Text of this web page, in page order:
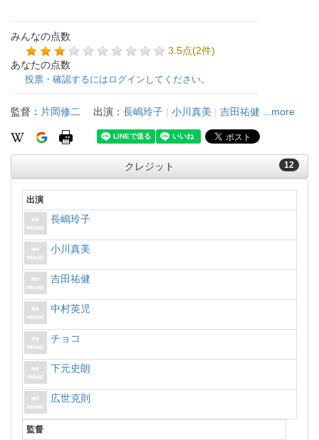
みんなの点数
3.5点(2件)
あなたの点数
投票・確認するにはログインしてください。
監督： 片岡修二 出演： 長嶋玲子 | 小川真美 | 吉田祐健 ...more
12
クレジット
出演
長嶋玲子
小川真美
吉田祐健
中村英児
チョコ
下元史朗
広世克則
監督